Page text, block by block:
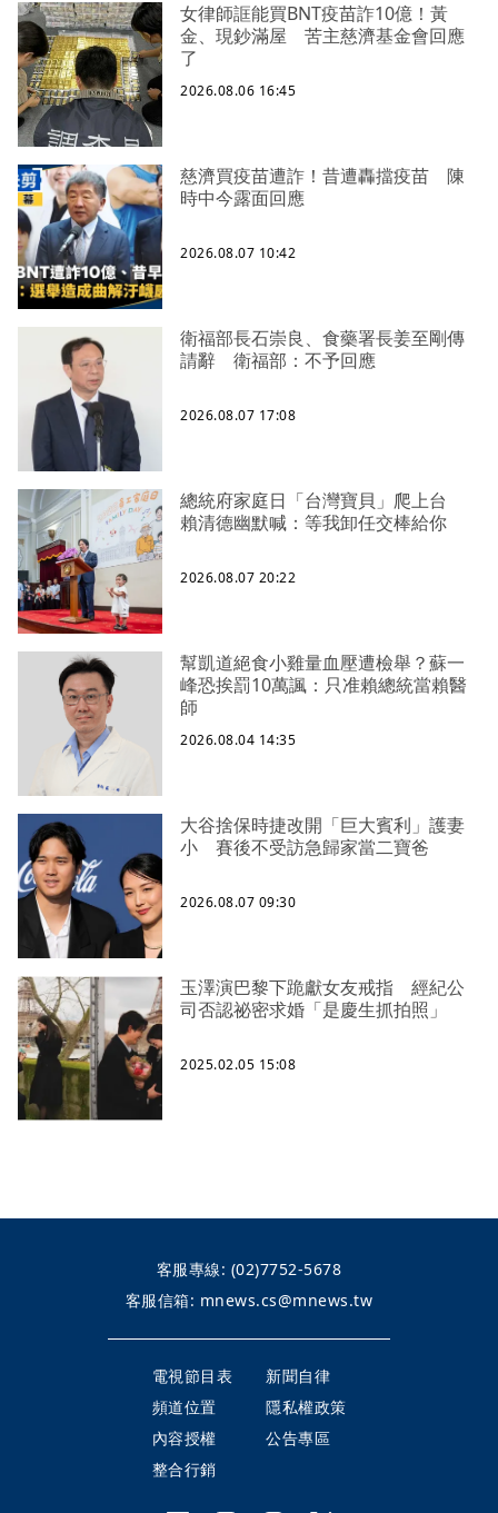
女律師誆能買BNT疫苗詐10億！黃
金、現鈔滿屋 苦主慈濟基金會回應
了
2026.08.06 16:45
慈濟買疫苗遭詐！昔遭轟擋疫苗 陳
時中今露面回應
2026.08.07 10:42
衛福部長石崇良、食藥署長姜至剛傳
請辭 衛福部：不予回應
2026.08.07 17:08
總統府家庭日「台灣寶貝」爬上台
賴清德幽默喊：等我卸任交棒給你
2026.08.07 20:22
幫凱道絕食小雞量血壓遭檢舉？蘇一
峰恐挨罰10萬諷：只准賴總統當賴醫
師
2026.08.04 14:35
大谷捨保時捷改開「巨大賓利」護妻
小 賽後不受訪急歸家當二寶爸
2026.08.07 09:30
玉澤演巴黎下跪獻女友戒指 經紀公
司否認祕密求婚「是慶生抓拍照」
2025.02.05 15:08
客服專線: (02)7752-5678
客服信箱: mnews.cs@mnews.tw
電視節目表
新聞自律
頻道位置
隱私權政策
內容授權
公告專區
整合行銷